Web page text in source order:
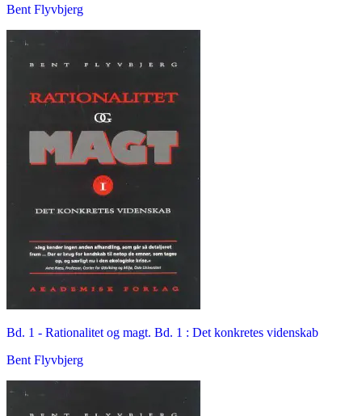
Bent Flyvbjerg
Bd. 1 - Rationalitet og magt. Bd. 1 : Det konkretes videnskab
Bent Flyvbjerg